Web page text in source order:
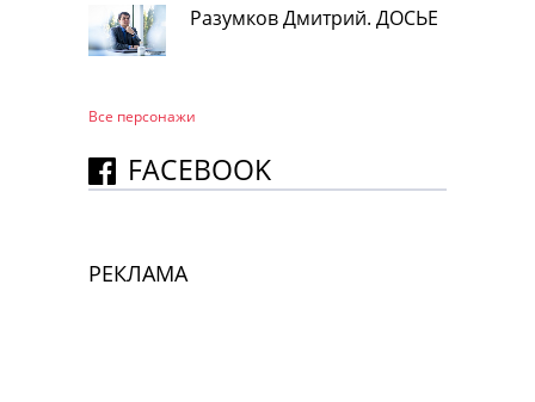
Разумков Дмитрий. ДОСЬЕ
Все персонажи
FACEBOOK
РЕКЛАМА